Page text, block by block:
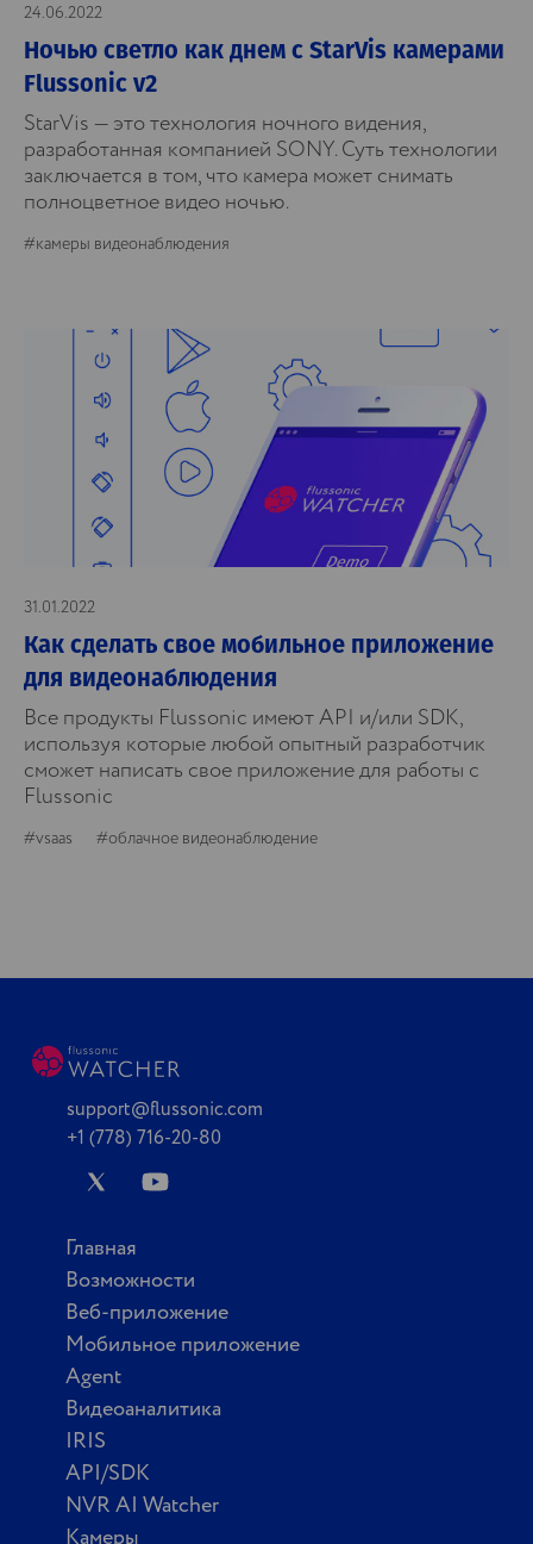
24.06.2022
Ночью светло как днем с StarVis камерами
Flussonic v2
StarVis — это технология ночного видения,
разработанная компанией SONY. Суть технологии
заключается в том, что камера может снимать
полноцветное видео ночью.
#камеры видеонаблюдения
31.01.2022
Как сделать свое мобильное приложение
для видеонаблюдения
Все продукты Flussonic имеют API и/или SDK,
используя которые любой опытный разработчик
сможет написать свое приложение для работы с
Flussonic
#vsaas #облачное видеонаблюдение
support@flussonic.com
+1 (778) 716-20-80
Главная
Возможности
Веб-приложение
Мобильное приложение
Agent
Видеоаналитика
IRIS
API/SDK
NVR AI Watcher